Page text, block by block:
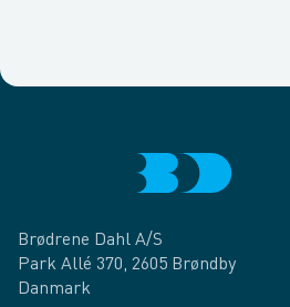
Brødrene Dahl A/S
Park Allé 370, 2605 Brøndby
Danmark